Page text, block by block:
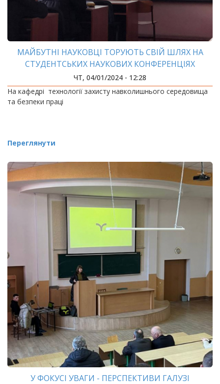
МАЙБУТНІ НАУКОВЦІ ТОРУЮТЬ СВІЙ ШЛЯХ НА
СТУДЕНТСЬКИХ НАУКОВИХ КОНФЕРЕНЦІЯХ
ЧТ, 04/01/2024 - 12:28
На кафедрі технології захисту навколишнього середовища
та безпеки праці
Переглянути
У ФОКУСІ УВАГИ - ПЕРСПЕКТИВИ ГАЛУЗІ